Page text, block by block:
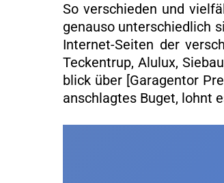
So ver­schie­den und
ge­nau­so un­ter­schied­lich
In­ter­net-Sei­ten der
Te­cken­trup, Alu­lux,
blick über [Ga­ra­gen­tor
an­schlag­tes Buget, lohnt